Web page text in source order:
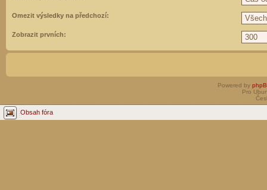
Omezit výsledky na předchozí:
Zobrazit prvních:
Powered by
Pro
Obsah fóra